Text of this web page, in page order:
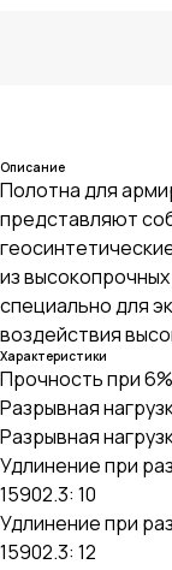
Описание
Полотна для
представляют
из
специально для
воздействия
Характеристики
Прочность при
Разрывная
Разрывная
Удлинение при
15902.3: 10
Удлинение при
15902.3: 12